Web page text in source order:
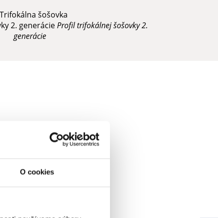
O cookies
Profil trifokálnej šošovky 2.
generácie